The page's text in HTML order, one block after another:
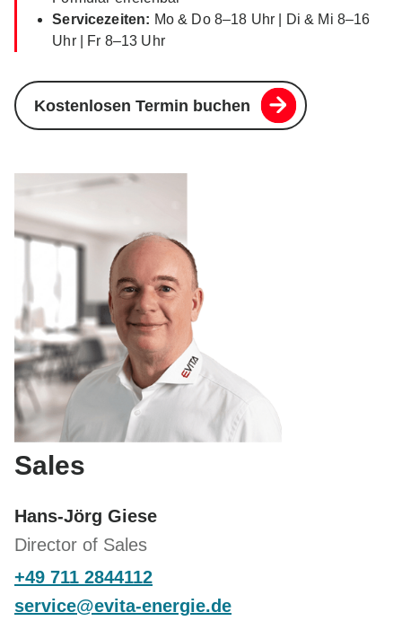
Sales
Hans-Jörg Giese
Director of Sales
+49 711 2844112
s rv c v t - n rg d
Servicezeiten: Mo & Do 8–18 Uhr | Di & Mi 8–16
Uhr | Fr 8–13 Uhr
Kostenlosen Termin buchen